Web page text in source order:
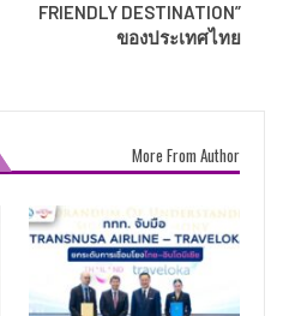
FRIENDLY DESTINATION”
ของประเทศไทย
More From Author